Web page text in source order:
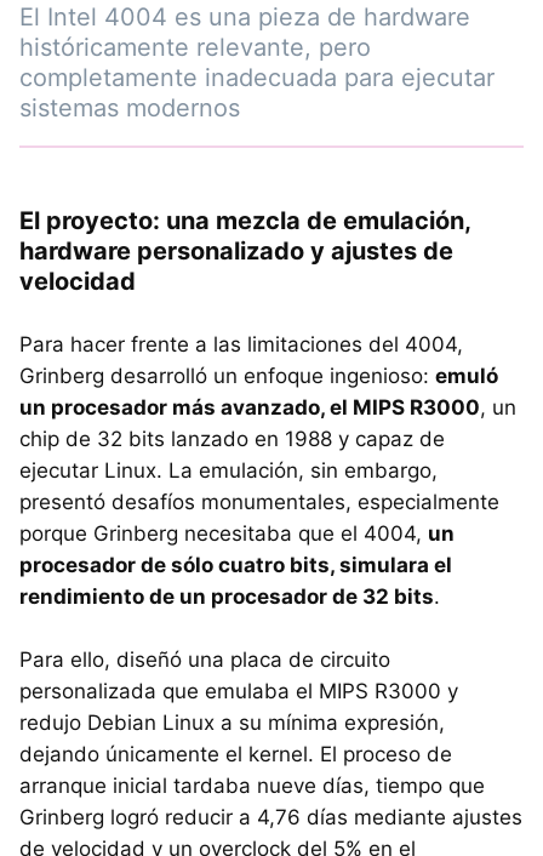
El Intel 4004 es una pieza de hardware
históricamente relevante, pero
completamente inadecuada para ejecutar
sistemas modernos
El proyecto: una mezcla de emulación,
hardware personalizado y ajustes de
velocidad
Para hacer frente a las limitaciones del 4004,
Grinberg desarrolló un enfoque ingenioso: emuló
un procesador más avanzado, el MIPS R3000, un
chip de 32 bits lanzado en 1988 y capaz de
ejecutar Linux. La emulación, sin embargo,
presentó desafíos monumentales, especialmente
porque Grinberg necesitaba que el 4004, un
procesador de sólo cuatro bits, simulara el
rendimiento de un procesador de 32 bits.
Para ello, diseñó una placa de circuito
personalizada que emulaba el MIPS R3000 y
redujo Debian Linux a su mínima expresión,
dejando únicamente el kernel. El proceso de
arranque inicial tardaba nueve días, tiempo que
Grinberg logró reducir a 4,76 días mediante ajustes
de velocidad y un overclock del 5% en el